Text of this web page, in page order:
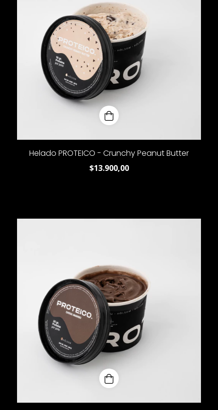
Helado PROTEICO - Crunchy Peanut Butter
$13.900,00